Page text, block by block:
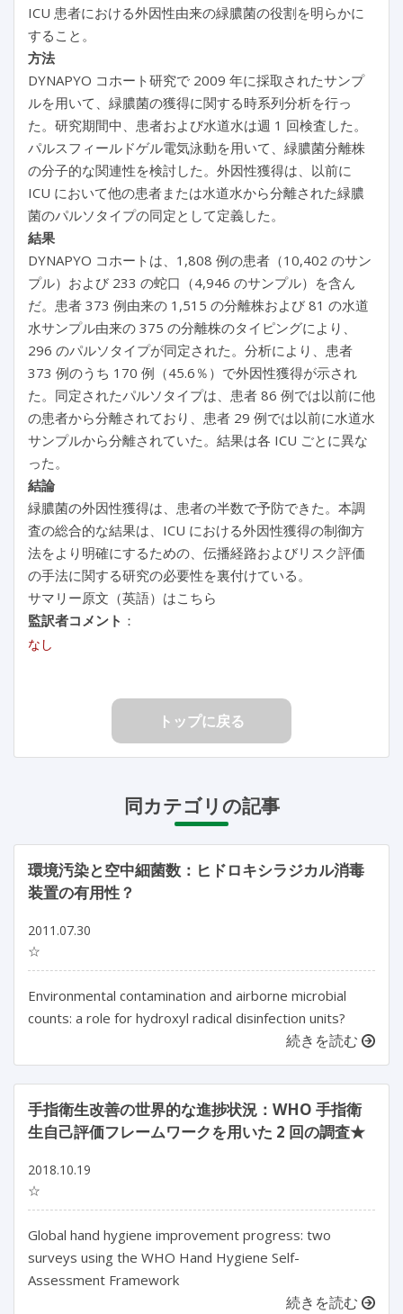
ICU 患者における外因性由来の緑膿菌の役割を明らかに
すること。
方法
DYNAPYO コホート研究で 2009 年に採取されたサンプ
ルを用いて、緑膿菌の獲得に関する時系列分析を行っ
た。研究期間中、患者および水道水は週 1 回検査した。
パルスフィールドゲル電気泳動を用いて、緑膿菌分離株
の分子的な関連性を検討した。外因性獲得は、以前に
ICU において他の患者または水道水から分離された緑膿
菌のパルソタイプの同定として定義した。
結果
DYNAPYO コホートは、1,808 例の患者（10,402 のサン
プル）および 233 の蛇口（4,946 のサンプル）を含ん
だ。患者 373 例由来の 1,515 の分離株および 81 の水道
水サンプル由来の 375 の分離株のタイピングにより、
296 のパルソタイプが同定された。分析により、患者
373 例のうち 170 例（45.6％）で外因性獲得が示され
た。同定されたパルソタイプは、患者 86 例では以前に他
の患者から分離されており、患者 29 例では以前に水道水
サンプルから分離されていた。結果は各 ICU ごとに異な
った。
結論
緑膿菌の外因性獲得は、患者の半数で予防できた。本調
査の総合的な結果は、ICU における外因性獲得の制御方
法をより明確にするための、伝播経路およびリスク評価
の手法に関する研究の必要性を裏付けている。
サマリー原文（英語）はこちら
監訳者コメント ：
なし
トップに戻る
同カテゴリの記事
環境汚染と空中細菌数：ヒドロキシラジカル消毒
装置の有用性？
2011.07.30
☆
Environmental contamination and airborne microbial
counts: a role for hydroxyl radical disinfection units?
続きを読む
手指衛生改善の世界的な進捗状況：WHO 手指衛
生自己評価フレームワークを用いた 2 回の調査★
2018.10.19
☆
Global hand hygiene improvement progress: two
surveys using the WHO Hand Hygiene Self-
Assessment Framework
続きを読む